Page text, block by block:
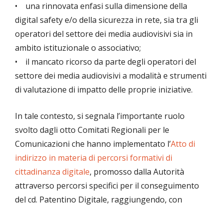
• una rinnovata enfasi sulla dimensione della
digital safety e/o della sicurezza in rete, sia tra gli
operatori del settore dei media audiovisivi sia in
ambito istituzionale o associativo;
• il mancato ricorso da parte degli operatori del
settore dei media audiovisivi a modalità e strumenti
di valutazione di impatto delle proprie iniziative.
In tale contesto, si segnala l’importante ruolo
svolto dagli otto Comitati Regionali per le
Comunicazioni che hanno implementato l’Atto di
indirizzo in materia di percorsi formativi di
cittadinanza digitale, promosso dalla Autorità
attraverso percorsi specifici per il conseguimento
del cd. Patentino Digitale, raggiungendo, con